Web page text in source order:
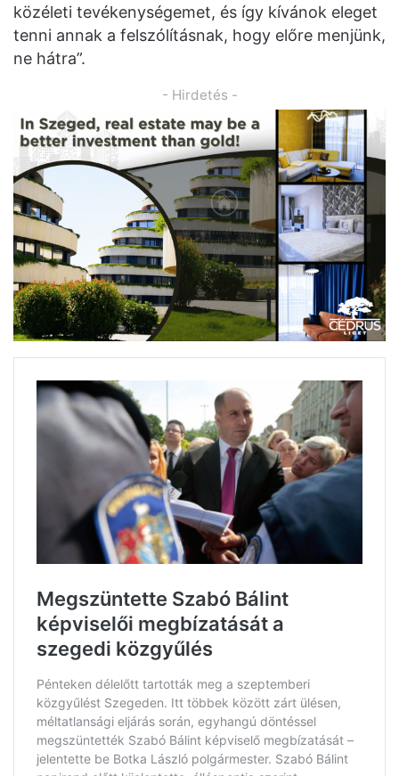
közéleti tevékenységemet, és így kívánok eleget
tenni annak a felszólításnak, hogy előre menjünk,
ne hátra”.
- Hirdetés -